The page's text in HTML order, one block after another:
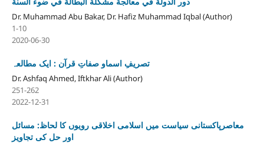
Dr. Muhammad Abu Bakar, Dr. Hafiz Muhammad Iqbal (Author)
1-10
2020-06-30
تصریفِ اسماو صفاتِ قرآن : ایک مطالعہ
Dr. Ashfaq Ahmed, Iftkhar Ali (Author)
251-262
2022-12-31
معاصرپاکستانی سیاست میں اسلامی اخلاقی رویوں کا لحاظ: مسائل
اور حل کی تجاویز